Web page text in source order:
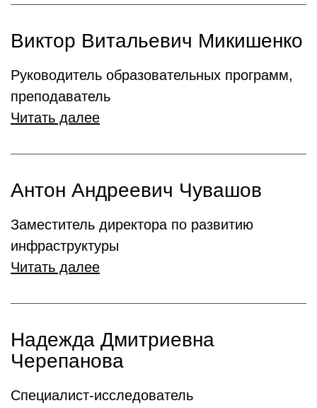
Виктор Витальевич Микишенко
Руководитель образовательных программ,
преподаватель
Читать далее
Антон Андреевич Чувашов
Заместитель директора по развитию
инфраструктуры
Читать далее
Надежда Дмитриевна
Черепанова
Специалист-исследователь